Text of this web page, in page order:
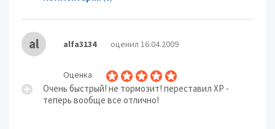
al alfa3134 оценил 16.04.2009
Оценка
Очень быстрый! не тормозит! переставил XP -
теперь вообще все отлично!